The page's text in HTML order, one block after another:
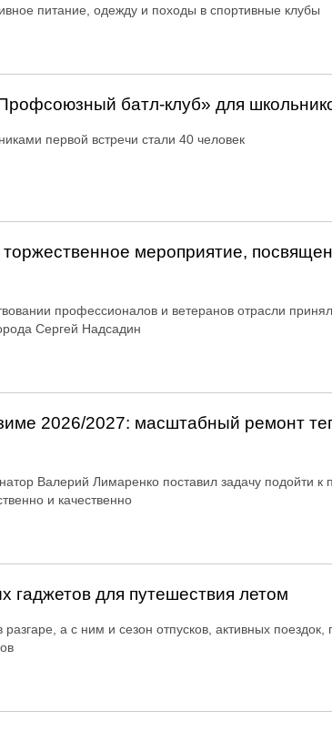
питание, одежду и походы в спортивные клубы
батл-клуб» для
первой встречи стали 40 человек
мероприятие,
профессионалов и ветеранов отрасли
Сергей Надсадин
2026/2027: масштабный ремонт
Валерий Лимаренко поставил задачу подойти к
и качественно
гаджетов для путешествия летом
разгаре, а с ним и сезон отпусков, активных поездок,